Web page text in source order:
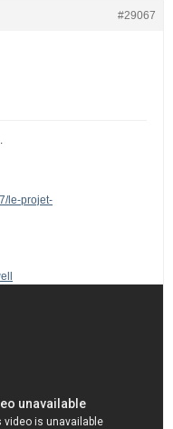
#29067
le-projet-